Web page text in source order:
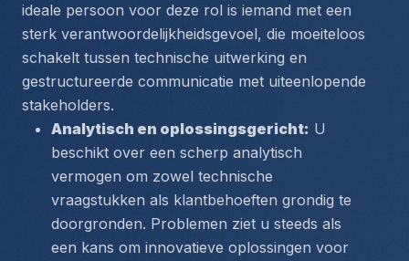
ideale persoon voor deze rol is iemand met een
sterk verantwoordelijkheidsgevoel, die moeiteloos
schakelt tussen technische uitwerking en
gestructureerde communicatie met uiteenlopende
stakeholders.
Analytisch en oplossingsgericht: U
beschikt over een scherp analytisch
vermogen om zowel technische
vraagstukken als klantbehoeften grondig te
doorgronden. Problemen ziet u steeds als
een kans om innovatieve oplossingen voor